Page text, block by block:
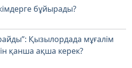
бұйырады?
Қызылордада мұғалім
қанша ақша керек?